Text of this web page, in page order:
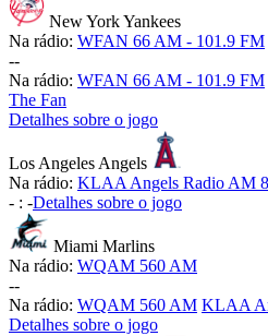
New York Yankees
Na rádio: WFAN 66 AM - 101.9 FM
--
Na rádio: WFAN 66 AM - 101.9 FM
The Fan
Detalhes sobre o jogo
Los Angeles Angels
Na rádio: KLAA Angels Radio AM
- : -Detalhes sobre o jogo
Miami Marlins
Na rádio: WQAM 560 AM
--
Na rádio: WQAM 560 AM KLAA
Detalhes sobre o jogo